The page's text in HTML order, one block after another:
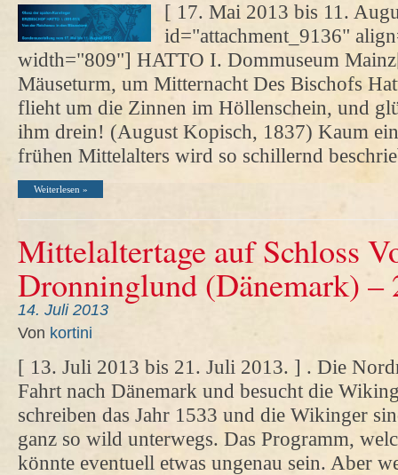
[ 17. Mai 2013 bis 11.
id="attachment_9136"
width="809"] HATTO I. Dommuseum
Mäuseturm, um Mitternacht Des Bischofs
flieht um die Zinnen im Höllenschein, und
ihm drein! (August Kopisch, 1837) Kaum
frühen Mittelalters wird so schillernd
Weiterlesen »
Mittelaltertage auf Schloss
Dronninglund (Dänemark) –
14. Juli 2013
Von kortini
[ 13. Juli 2013 bis 21. Juli 2013. ] . Die
Fahrt nach Dänemark und besucht die
schreiben das Jahr 1533 und die Wikinger
ganz so wild unterwegs. Das Programm,
könnte eventuell etwas ungenau sein. Aber